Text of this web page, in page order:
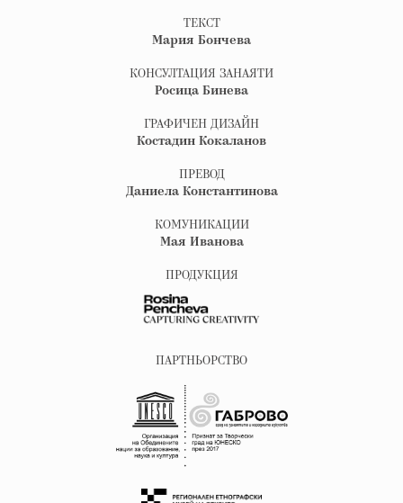
ТЕКСТ
Мария Бончева
КОНСУЛТАЦИЯ ЗАНАЯТИ
Росица Бинева
ГРАФИЧЕН ДИЗАЙН
Костадин Кокаланов
ПРЕВОД
Даниела Константинова
КОМУНИКАЦИИ
Мая Иванова
ПРОДУКЦИЯ
ПАРТНЬОРСТВО